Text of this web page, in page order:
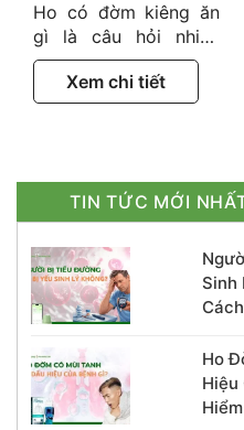
Ho có đờm kiêng ăn
gì là câu hỏi nhiều
người quan tâm khi
xuất hiện tình trạng
ho kèm dịch nhầy ở
không trực tiếp điều
trị nguyên nhân gây
thực phẩm phù hợp
có thể giúp hạn chế
kích ứng…
Xem chi tiết
TIN TỨC MỚI
Sinh
Ho
Hiệu